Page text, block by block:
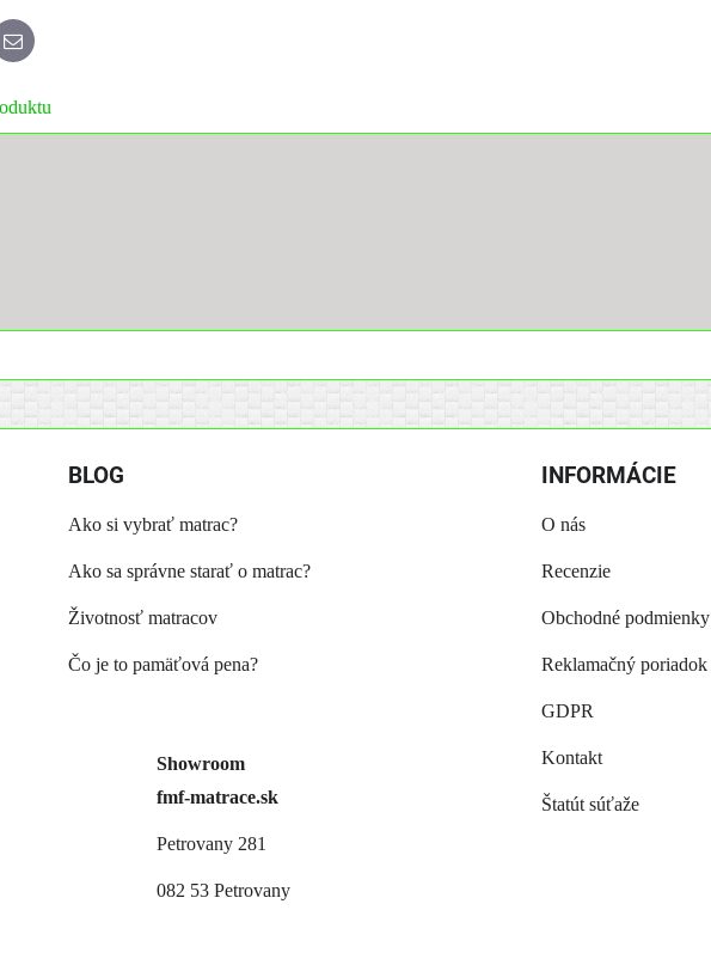
E-
mail
Showroom
fmf-matrace.sk
Petrovany 281
082 53 Petrovany
BLOG
Ako si vybrať matrac?
Ako sa správne starať o matrac?
Životnosť matracov
Čo je to pamäťová pena?
INFORMÁCIE
O nás
Recenzie
Obchodné podmienky
Reklamačný poriadok
GDPR
Kontakt
Štatút súťaže